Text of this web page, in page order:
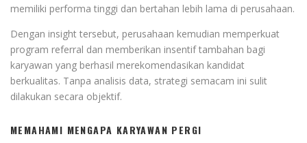
memiliki performa tinggi dan bertahan lebih lama di perusahaan.
Dengan insight tersebut, perusahaan kemudian memperkuat
program referral dan memberikan insentif tambahan bagi
karyawan yang berhasil merekomendasikan kandidat
berkualitas. Tanpa analisis data, strategi semacam ini sulit
dilakukan secara objektif.
MEMAHAMI MENGAPA KARYAWAN PERGI